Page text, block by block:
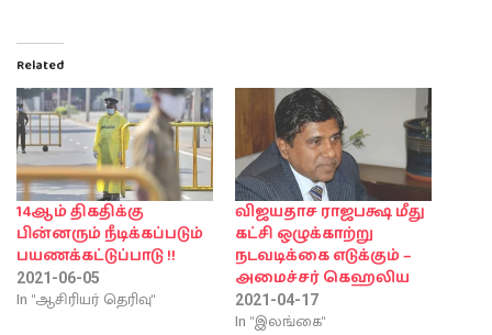
Related
14ஆம் திகதிக்கு
பின்னரும் நீடிக்கப்படும்
பயணக்கட்டுப்பாடு !!
2021-06-05
In "ஆசிரியர் தெரிவு"
விஜயதாச ராஜபக்ஷ மீது
கட்சி ஒழுக்காற்று
நடவடிக்கை எடுக்கும் –
அமைச்சர் கெஹலிய
2021-04-17
In "இலங்கை"